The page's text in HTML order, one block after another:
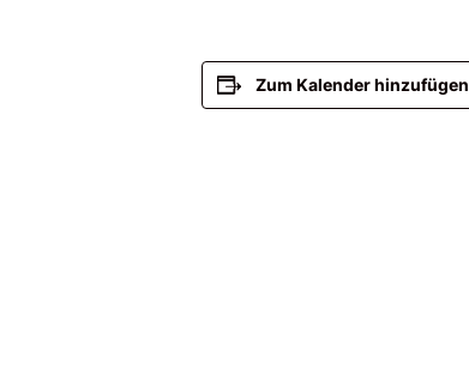
Zum Kalender hinzufügen